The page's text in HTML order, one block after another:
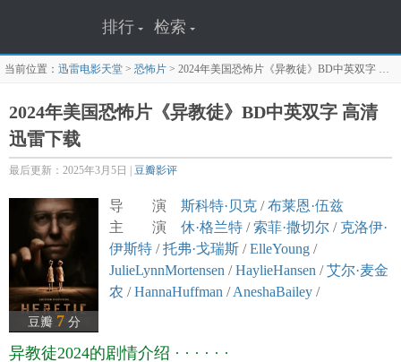
排行 检索
当前位置： 迅雷电影天堂 > 恐怖片 > 2024年美国恐怖片《异教徒》BD中英双字
2024年美国恐怖片《异教徒》BD中英双字 高清
迅雷下载
最后更新：2025年3月5日 | 豆瓣影评
豆瓣 7 分
导 演 斯科特·贝克 /布莱恩·伍兹
主 演 休·格兰特 /索菲·撒切尔 / 克洛伊·
伊斯特 /托弗·戈瑞斯 /ElleYoung /
JulieLynnMortensen /HaylieHansen /艾尔·麦金
农 /HannaHuffman /AneshaBailey /
译 名 Heretic
异教徒2024的剧情介绍 · · · · · ·